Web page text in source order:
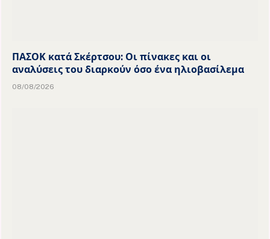
ΠΑΣΟΚ κατά Σκέρτσου: Οι πίνακες και οι
αναλύσεις του διαρκούν όσο ένα ηλιοβασίλεμα
08/08/2026